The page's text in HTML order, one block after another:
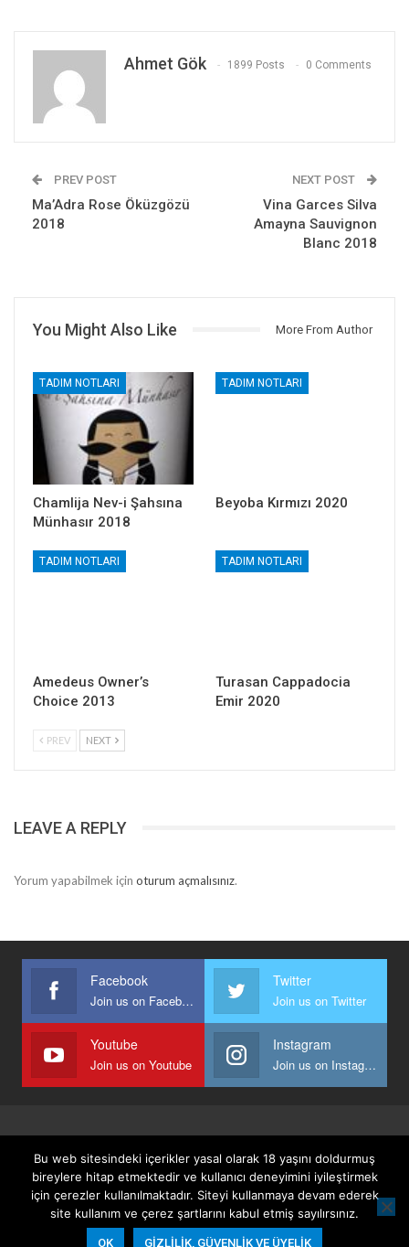
Ahmet Gök 1899 Posts 0 Comments
PREV POST
Ma’Adra Rose Öküzgözü
2018
NEXT POST
Vina Garces Silva
Amayna Sauvignon
Blanc 2018
You Might Also Like More From Author
TADIM NOTLARI
Chamlija Nev-i Şahsına
Münhasır 2018
TADIM NOTLARI
Beyoba Kırmızı 2020
TADIM NOTLARI
Amedeus Owner’s
Choice 2013
TADIM NOTLARI
Turasan Cappadocia
Emir 2020
PREV NEXT
LEAVE A REPLY
Yorum yapabilmek için oturum açmalısınız.
Facebook
Join us on Facebook
Twitter
Join us on Twitter
Youtube
Join us on Youtube
Instagram
Join us on Instagram
Gizlilik, Güvenlik Ve Üyelik Politikası
© 2026 - Keyifli Notlar. All Rights Reserved.
Bu web sitesindeki içerikler yasal olarak 18 yaşını doldurmuş
bireylere hitap etmektedir ve kullanıcı deneyimini iyileştirmek
için çerezler kullanılmaktadır. Siteyi kullanmaya devam ederek
site kullanım ve çerez şartlarını kabul etmiş sayılırsınız.
OK GIZLILIK, GÜVENLIK VE ÜYELIK